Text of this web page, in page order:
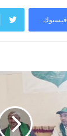
فيسبوك